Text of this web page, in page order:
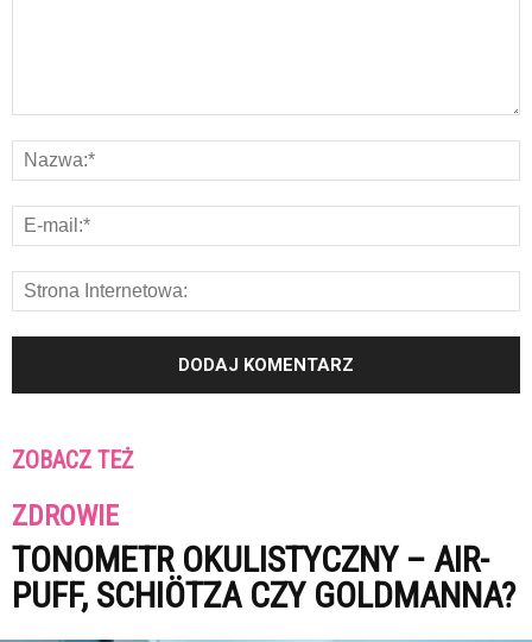
ZOBACZ TEŻ
ZDROWIE
TONOMETR OKULISTYCZNY – AIR-
PUFF, SCHIÖTZA CZY GOLDMANNA?